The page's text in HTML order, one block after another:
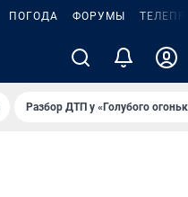
ПОГОДА ФОРУМЫ
Разбор ДТП у «Голубого